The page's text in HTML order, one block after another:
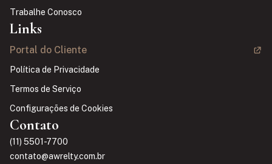
Trabalhe Conosco
Links
Portal do Cliente
Política de Privacidade
Termos de Serviço
Configurações de Cookies
Contato
(11) 5501-7700
contato@awrelty.com.br